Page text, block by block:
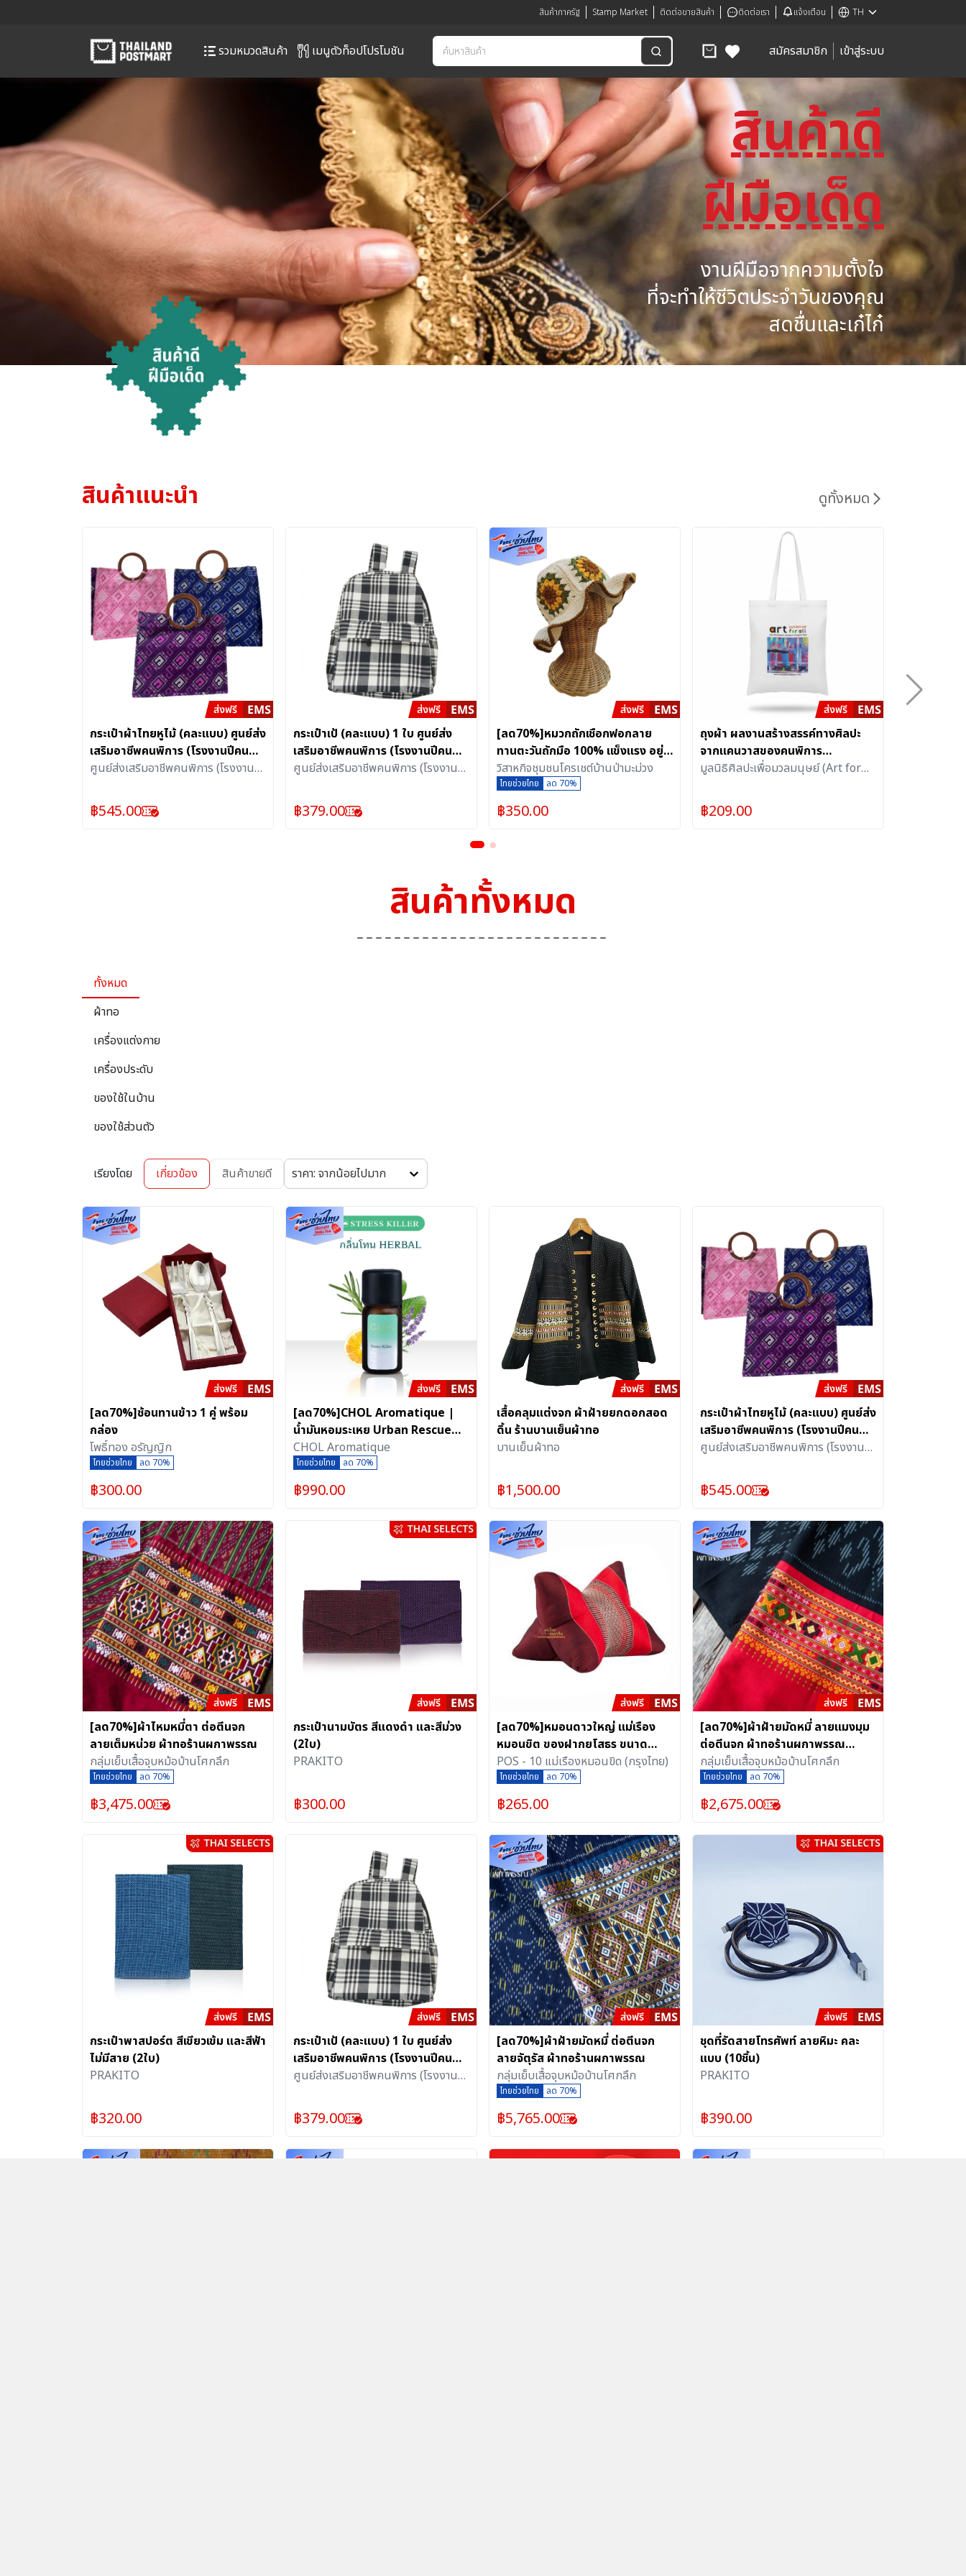
สินค้าภาครัฐ Stamp Market ติดต่อขายสินค้า ติดต่อเรา แจ้งเตือน TH
รวมหมวดสินค้า เมนูตัวท็อปโปรโมชัน สมัครสมาชิก เข้าสู่ระบบ
สินค้าดี
ฝีมือเด็ด
งานฝีมือจากความตั้งใจ
ที่จะทำให้ชีวิตประจำวันของคุณ
สดชื่นและเก๋ไก๋
สินค้าแนะนำ ดูทั้งหมด
กระเป๋าผ้าไทยหูไม้ (คละแบบ) ศูนย์ส่ง
เสริมอาชีพคนพิการ (โรงงานปีคน
พิการสากล)
ศูนย์ส่งเสริมอาชีพคนพิการ (โรงงานปี
฿545.00
กระเป๋าเป้ (คละแบบ) 1 ใบ ศูนย์ส่ง
เสริมอาชีพคนพิการ (โรงงานปีคน
พิการสากล)
ศูนย์ส่งเสริมอาชีพคนพิการ (โรงงานปี
฿379.00
[ลด70%]หมวกถักเชือกฟอกลาย
ทานตะวันถักมือ 100% แข็งแรง อยู่
ทรง สวมใส่สบาย (ไทยเด็ด)
วิสาหกิจชุมชนโครเชต์บ้านป่ามะม่วง
ไทยช่วยไทย ลด 70%
฿350.00
ถุงผ้า ผลงานสร้างสรรค์ทางศิลปะ
จากแคนวาสของคนพิการ
(68.0G.02) 1 ใบ
มูลนิธิศิลปะเพื่อมวลมนุษย์ (Art for
฿209.00
สินค้าทั้งหมด
ทั้งหมด
ผ้าทอ
เครื่องแต่งกาย
เครื่องประดับ
ของใช้ในบ้าน
ของใช้ส่วนตัว
เรียงโดย เกี่ยวข้อง สินค้าขายดี ราคา: จากน้อยไปมาก
[ลด70%]ช้อนทานข้าว 1 คู่ พร้อม
กล่อง
โพธิ์ทอง อรัญญิก
ไทยช่วยไทย ลด 70%
฿300.00
[ลด70%]CHOL Aromatique |
น้ำมันหอมระเหย Urban Rescue
กลิ่น Stress Killer
CHOL Aromatique
ไทยช่วยไทย ลด 70%
฿990.00
เสื้อคลุมแต่งจก ผ้าฝ้ายยกดอกสอด
ดิ้น ร้านบานเย็นผ้าทอ
บานเย็นผ้าทอ
฿1,500.00
กระเป๋าผ้าไทยหูไม้ (คละแบบ) ศูนย์ส่ง
เสริมอาชีพคนพิการ (โรงงานปีคน
พิการสากล)
ศูนย์ส่งเสริมอาชีพคนพิการ (โรงงานปี
฿545.00
[ลด70%]ผ้าไหมหมี่ตา ต่อตีนจก
ลายเต็มหน่วย ผ้าทอร้านผกาพรรณ
กลุ่มเย็บเสื้อจุบหม้อบ้านโศกลึก
ไทยช่วยไทย ลด 70%
฿3,475.00
กระเป๋านามบัตร สีแดงดำ และสีม่วง
(2ใบ)
PRAKITO
฿300.00
[ลด70%]หมอนดาวใหญ่ แม่เรือง
หมอนขิต ของฝากยโสธร ขนาด
32x42x28 cm ระบายอากาศได้ดี
เย็นสบาย สัมผัสหนานุ่ม
POS - 10 แม่เรืองหมอนขิด (กรุงไทย)
ไทยช่วยไทย ลด 70%
฿265.00
[ลด70%]ผ้าฝ้ายมัดหมี่ ลายแมงมุม
ต่อตีนจก ผ้าทอร้านผกาพรรณ
(Hand Cotton Thai Fabrics )
กลุ่มเย็บเสื้อจุบหม้อบ้านโศกลึก
ไทยช่วยไทย ลด 70%
฿2,675.00
กระเป๋าพาสปอร์ต สีเขียวเข้ม และสีฟ้า
ไม่มีสาย (2ใบ)
PRAKITO
฿320.00
กระเป๋าเป้ (คละแบบ) 1 ใบ ศูนย์ส่ง
เสริมอาชีพคนพิการ (โรงงานปีคน
พิการสากล)
ศูนย์ส่งเสริมอาชีพคนพิการ (โรงงานปี
฿379.00
[ลด70%]ผ้าฝ้ายมัดหมี่ ต่อตีนจก
ลายจัตุรัส ผ้าทอร้านผกาพรรณ
กลุ่มเย็บเสื้อจุบหม้อบ้านโศกลึก
ไทยช่วยไทย ลด 70%
฿5,765.00
ชุดที่รัดสายโทรศัพท์ ลายหิมะ คละ
แบบ (10ชิ้น)
PRAKITO
฿390.00